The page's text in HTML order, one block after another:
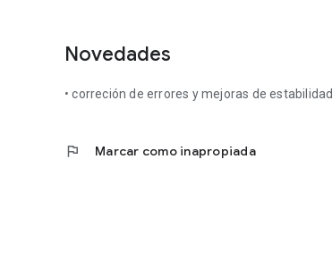
Novedades
• correción de errores y mejoras de estabilidad
flag Marcar como inapropiada